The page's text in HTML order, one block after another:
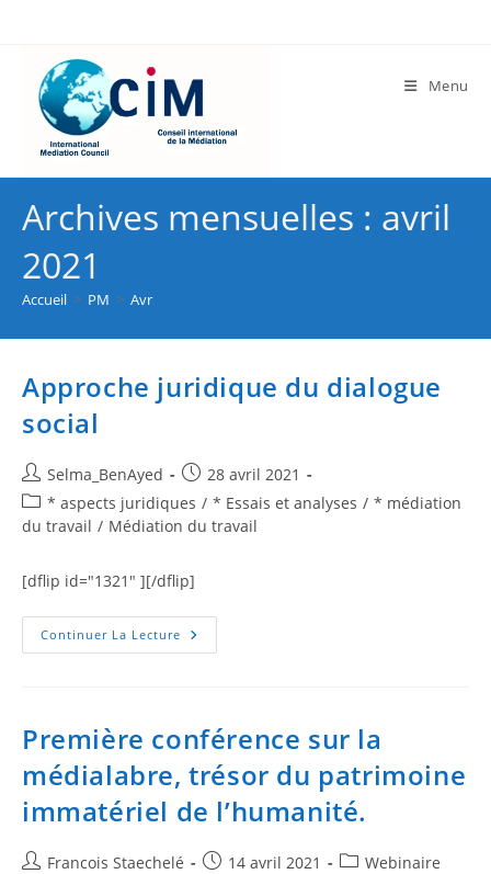
Menu
Archives mensuelles : avril
2021
Accueil > PM > Avr
Approche juridique du dialogue
social
Selma_BenAyed
28 avril 2021
* aspects juridiques / * Essais et analyses / * médiation
du travail / Médiation du travail
[dflip id="1321" ][/dflip]
Continuer La Lecture
Première conférence sur la
médialabre, trésor du patrimoine
immatériel de l’humanité.
Francois Staechelé 14 avril 2021 Webinaire